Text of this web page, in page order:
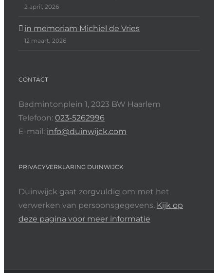
2 april, 2026
in memoriam Michiel de Vries
12 maart, 2026
CONTACT
Badmintonplein 1, 2023 BW Haarlem
Telefoon: 023-5262996
E-mail: info@duinwijck.com
PRIVACYVERKLARING DUINWIJCK
Duinwijck gaat zorgvuldig om met het
verwerken van persoonsgegevens. Kijk op
deze pagina voor meer informatie